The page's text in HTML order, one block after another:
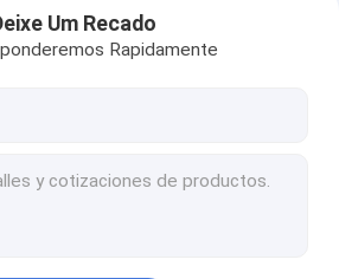
de ADSS
Um Recado
Rapidamente